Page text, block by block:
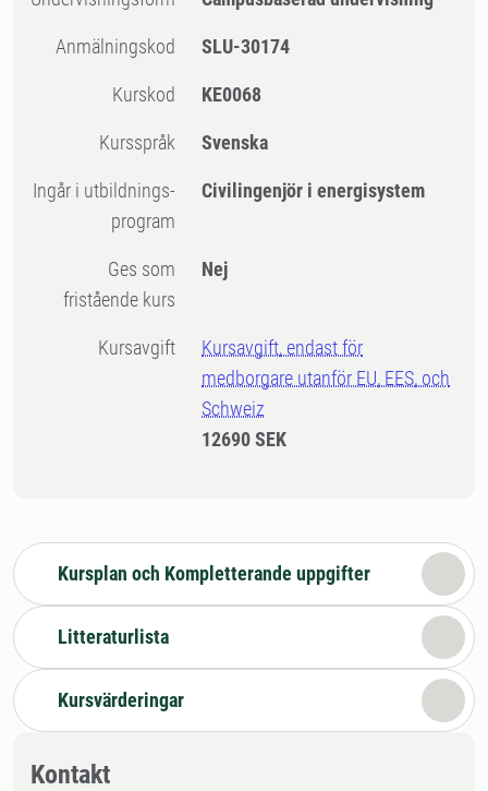
Anmälningskod SLU-30174
Kurskod KE0068
Kursspråk Svenska
Ingår i utbildnings-
program
Civilingenjör i energisystem
Ges som
fristående kurs
Nej
Kursavgift
Kursavgift, endast för
medborgare utanför EU, EES, och
Schweiz
12690 SEK
Kursplan och Kompletterande uppgifter
Litteraturlista
Kursvärderingar
Kontakt